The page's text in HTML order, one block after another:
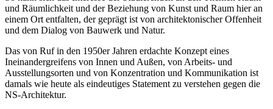
und Räumlichkeit und der Beziehung von Kunst und Raum hier an
einem Ort entfalten, der geprägt ist von architektonischer Offenheit
und dem Dialog von Bauwerk und Natur.
Das von Ruf in den 1950er Jahren erdachte Konzept eines
Ineinandergreifens von Innen und Außen, von Arbeits- und
Ausstellungsorten und von Konzentration und Kommunikation ist
damals wie heute als eindeutiges Statement zu verstehen gegen die
NS-Architektur.